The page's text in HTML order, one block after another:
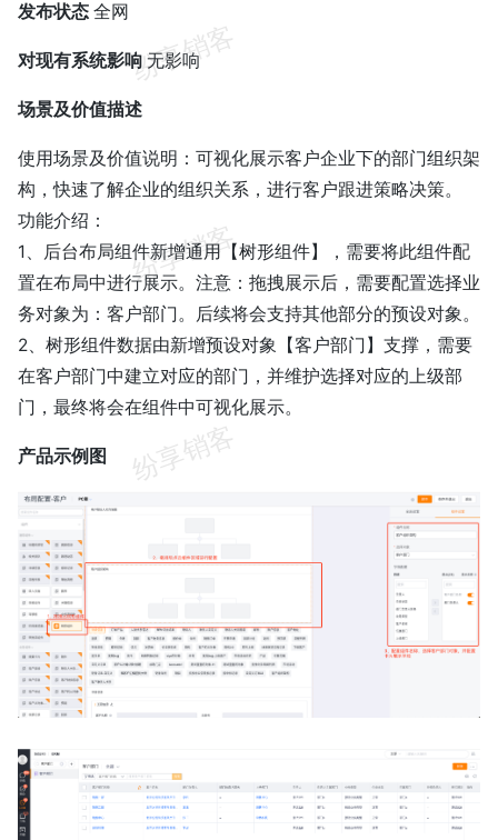
发布状态 全网
对现有系统影响无影响
场景及价值描述
使用场景及价值说明：可视化展示客户企业下的部门组织架
构，快速了解企业的组织关系，进行客户跟进策略决策。
功能介绍：
1、后台布局组件新增通用【树形组件】，需要将此组件配
置在布局中进行展示。注意：拖拽展示后，需要配置选择业
务对象为：客户部门。后续将会支持其他部分的预设对象。
2、树形组件数据由新增预设对象【客户部门】支撑，需要
在客户部门中建立对应的部门，并维护选择对应的上级部
门，最终将会在组件中可视化展示。
产品示例图